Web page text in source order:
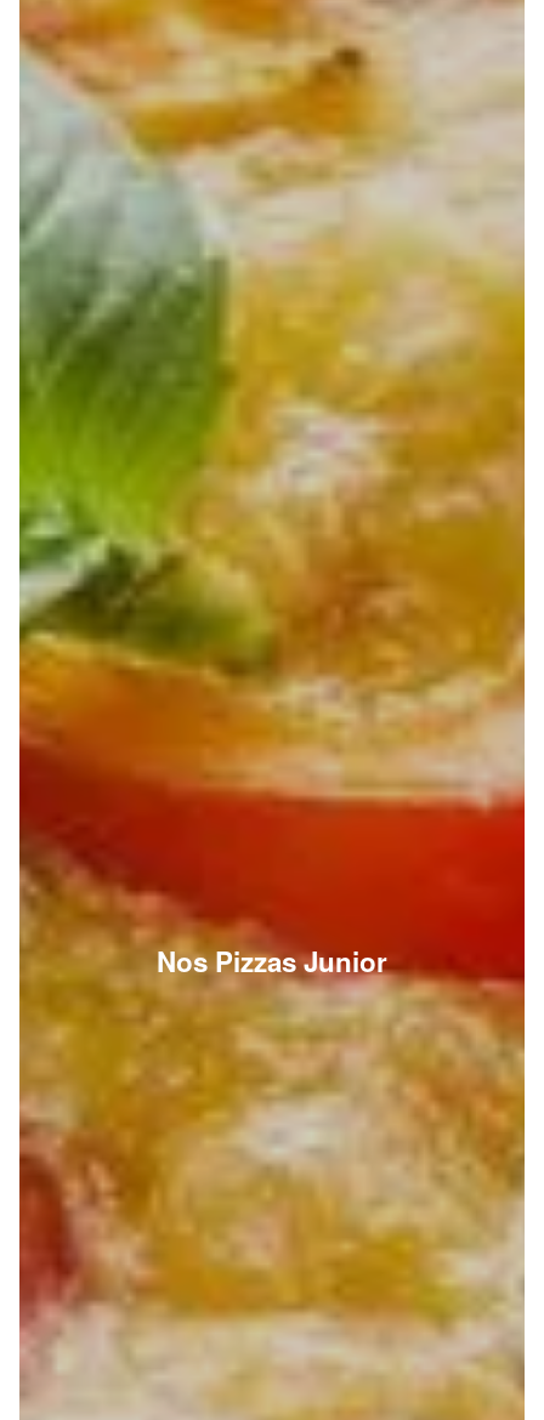
Nos Pizzas Junior